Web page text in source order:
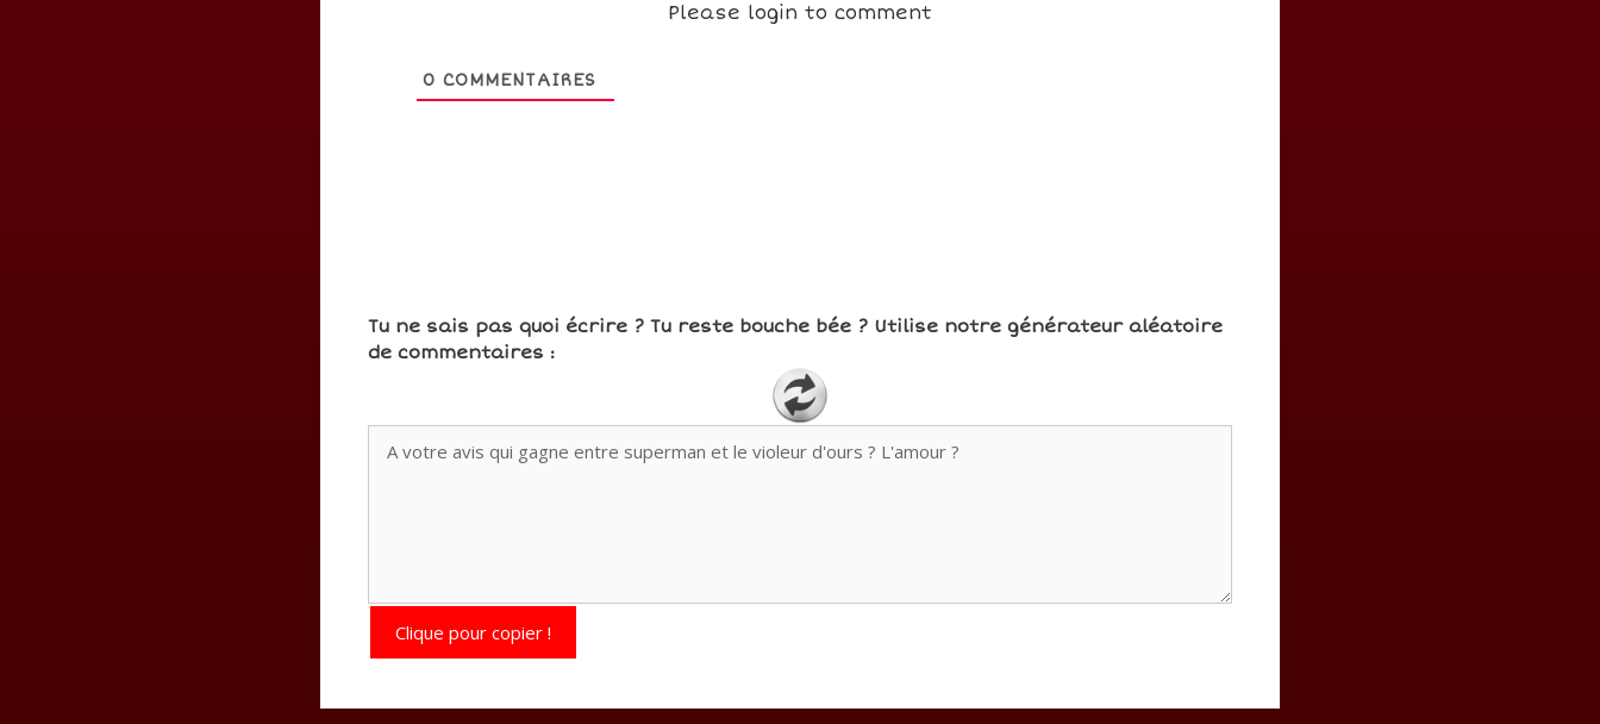
Please login to comment
0 COMMENTAIRES
Tu ne sais pas quoi écrire ? Tu reste bouche bée ? Utilise notre générateur aléatoire
de commentaires :
Clique pour copier !